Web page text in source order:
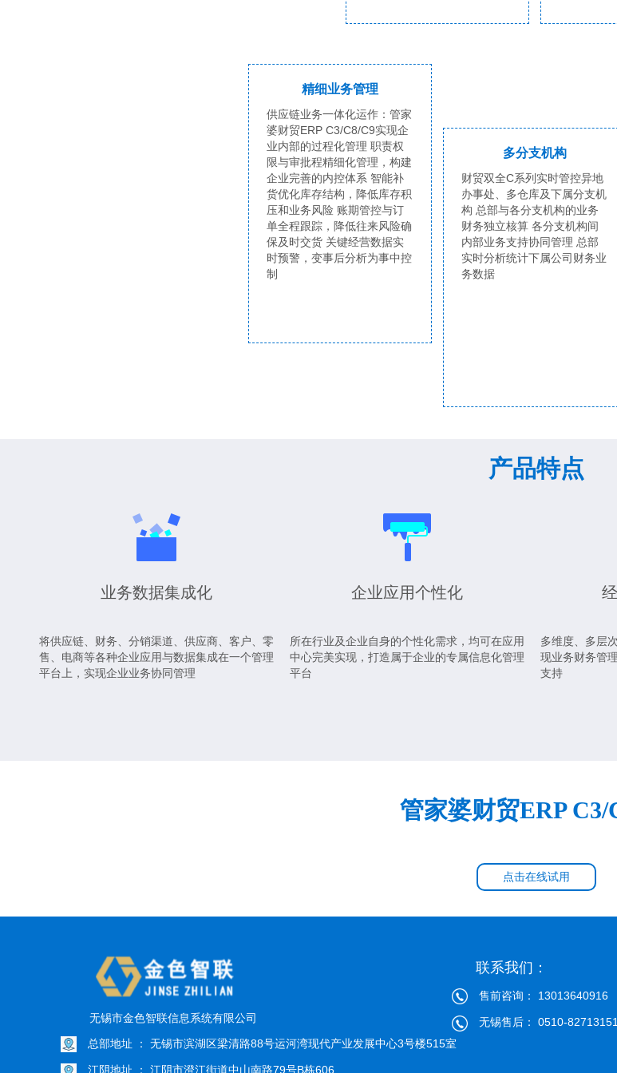
精细业务管理
供应链业务一体化运作：管家
婆财贸ERP C3/C8/C9实现企
业内部的过程化管理 职责权
限与审批程精细化管理，构建
企业完善的内控体系 智能补
货优化库存结构，降低库存积
压和业务风险 账期管控与订
单全程跟踪，降低往来风险确
保及时交货 关键经营数据实
时预警，变事后分析为事中控
制
多分支机构
财贸双全C系列实时管控异地
办事处、多仓库及下属分支机
构 总部与各分支机构的业务
财务独立核算 各分支机构间
内部业务支持协同管理 总部
实时分析统计下属公司财务业
务数据
产品特点
业务数据集成化
将供应链、财务、分销渠道、供应商、客户、零
售、电商等各种企业应用与数据集成在一个管理
平台上，实现企业业务协同管理
企业应用个性化
所在行业及企业自身的个性化需求，均可在应用
中心完美实现，打造属于企业的专属信息化管理
平台
多维度、多层
现业务财务管
支持
管家婆财贸ERP C3/
点击在线试用
无锡市金色智联信息系统有限公司
总部地址 ： 无锡市滨湖区梁清路88号运河湾现代产业发展中心3号楼515室
江阴地址 ： 江阴市澄江街道中山南路79号B栋606
联系我们：
售前咨询： 13013640916
无锡售后： 0510-